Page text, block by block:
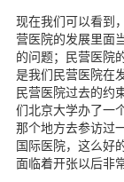
现在我们可以看到
营医院的发展里面
的问题；民营医院
是我们民营医院在
民营医院过去的约
们北京大学办了一
那个地方去参访过
国际医院，这么好
面临着开张以后非